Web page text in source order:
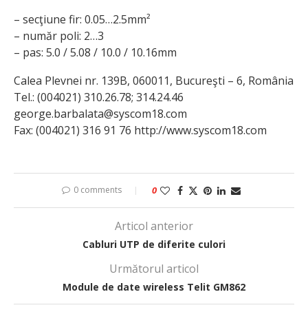
– secţiune fir: 0.05…2.5mm²
– număr poli: 2…3
– pas: 5.0 / 5.08 / 10.0 / 10.16mm
Calea Plevnei nr. 139B, 060011, Bucureşti – 6, România
Tel.: (004021) 310.26.78; 314.24.46
george.barbalata@syscom18.com
Fax: (004021) 316 91 76 http://www.syscom18.com
0 comments 0
Articol anterior
Cabluri UTP de diferite culori
Următorul articol
Module de date wireless Telit GM862